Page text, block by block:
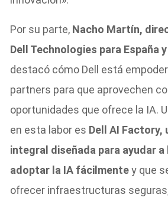
Por su parte, Nacho Martín,
Dell Technologies para España
destacó cómo Dell está
partners para que aprovechen
oportunidades que ofrece la IA.
en esta labor es Dell AI Factory,
integral diseñada para ayudar a
adoptar la IA fácilmentey que
ofrecer infraestructuras